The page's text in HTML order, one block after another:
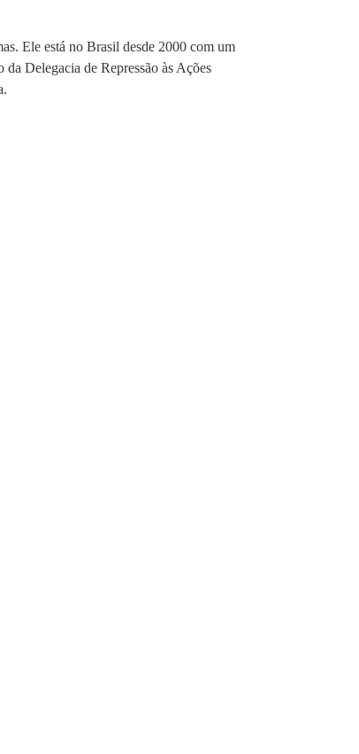
Ele está no Brasil desde 2000 com um
Delegacia de Repressão às Ações